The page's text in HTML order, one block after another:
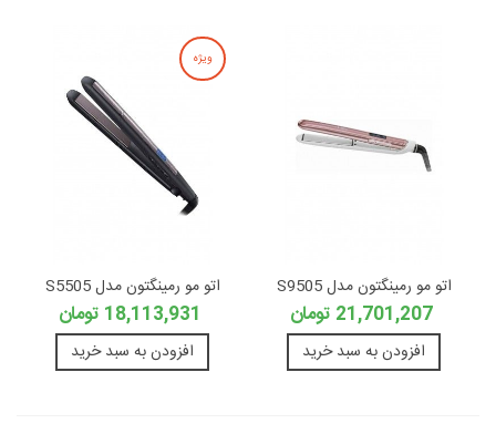
اتو مو رمینگتون مدل S9505
21,701,207 تومان
افزودن به سبد خرید
ویژه
اتو مو رمینگتون مدل S5505
18,113,931 تومان
افزودن به سبد خرید